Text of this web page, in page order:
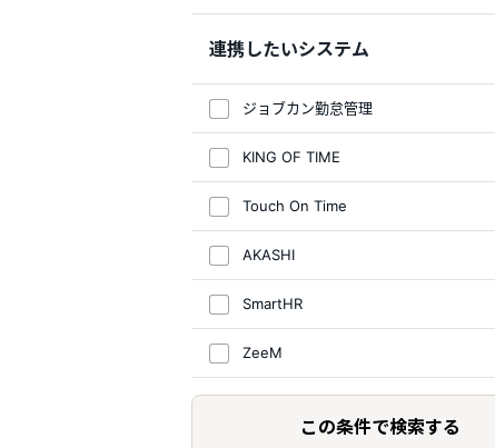
連携したいシステム
ジョブカン勤怠管理
KING OF TIME
Touch On Time
AKASHI
SmartHR
ZeeM
この条件で検索する